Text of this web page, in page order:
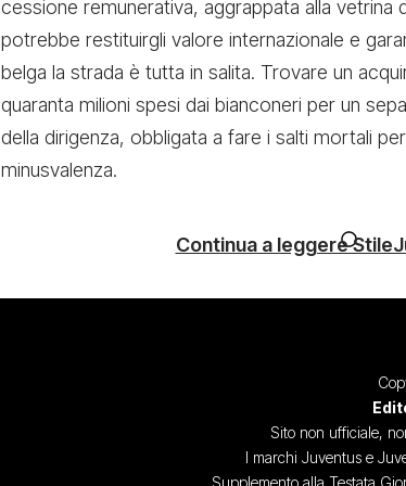
cessione remunerativa, aggrappata alla vetrina
potrebbe restituirgli valore internazionale e
belga la strada è tutta in salita. Trovare un
quaranta milioni spesi dai bianconeri per un
della dirigenza, obbligata a fare i salti mortali
minusvalenza.
Continua a leggere
Sito non ufficiale,
I marchi Juventus e
Supplemento alla Testata